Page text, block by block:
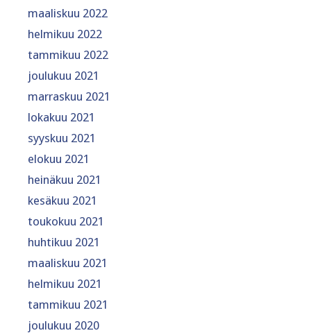
maaliskuu 2022
helmikuu 2022
tammikuu 2022
joulukuu 2021
marraskuu 2021
lokakuu 2021
syyskuu 2021
elokuu 2021
heinäkuu 2021
kesäkuu 2021
toukokuu 2021
huhtikuu 2021
maaliskuu 2021
helmikuu 2021
tammikuu 2021
joulukuu 2020